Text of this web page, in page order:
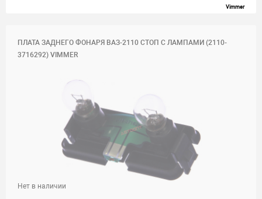
Vimmer
ПЛАТА ЗАДНЕГО ФОНАРЯ ВАЗ-2110 СТОП С ЛАМПАМИ (2110-
3716292) VIMMER
Нет в наличии